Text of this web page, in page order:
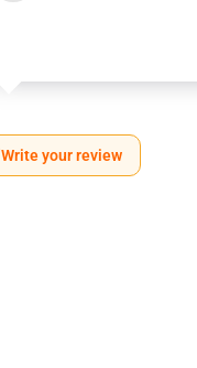
Write your review